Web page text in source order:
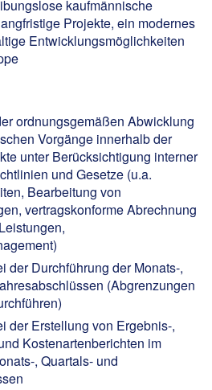
kaufmännische
Projekte, ein modernes
Entwicklungsmöglichkeiten
ordnungsgemäßen Abwicklung
Vorgänge innerhalb der
unter Berücksichtigung interner
und Gesetze (u.a.
Bearbeitung von
vertragskonforme Abrechnung
der Durchführung der Monats-,
(Abgrenzungen
der Erstellung von Ergebnis-,
Kostenartenberichten im
, Quartals- und